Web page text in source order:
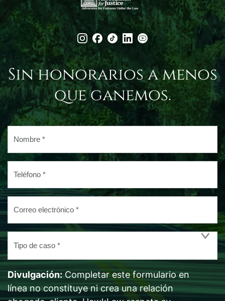
Sin honorarios a menos
que ganemos.
Correo
electrónico
Tipo
de
caso
*
Divulgación:Completar este formulario en
línea no constituye ni crea una relación